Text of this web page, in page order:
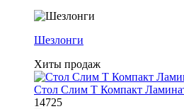
Шезлонги
Хиты продаж
Стол Слим Т Компакт
14725